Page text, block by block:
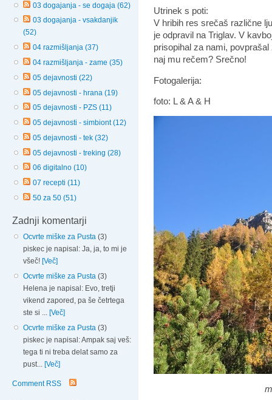
03 dogajanja - se dogaja (62)
03 dogajanja - vsakdanjik
(52)
04 razmišljanja (37)
04 razmišljanja - zame (35)
05 dejavnosti (22)
05 dejavnosti - hrana (19)
05 dejavnosti - PZS (11)
05 dejavnosti - simbiont (12)
05 dejavnosti - tek (32)
05 dejavnosti - treking (28)
06 digitalno (10)
07 recepti (11)
50 za 50 (51)
Zadnji komentarji
Ocvrte miške za Pusta (3)
piskec je napisal: Ja, ja, to mi je
všeč! [Več]
Ocvrte miške za Pusta (3)
Helena je napisal: Evo, tretji
vikend zapored, pa še četrtega
ste si ... [Več]
Ocvrte miške za Pusta (3)
piskec je napisal: Ampak saj veš:
tega ti ni treba delat samo za
pust... [Več]
Comment RSS
Utrinek s poti:
V hribih res srečaš različne
je odpravil na Triglav. V
prisopihal za nami,
naj mu rečem? Srečno!
Fotogalerija:
foto: L & A & H